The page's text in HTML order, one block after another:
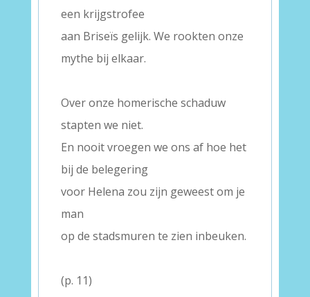
een krijgstrofee
aan Briseïs gelijk. We rookten onze
mythe bij elkaar.
Over onze homerische schaduw
stapten we niet.
En nooit vroegen we ons af hoe het
bij de belegering
voor Helena zou zijn geweest om je
man
op de stadsmuren te zien inbeuken.
(p. 11)